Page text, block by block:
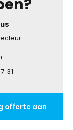
31
offerte aan